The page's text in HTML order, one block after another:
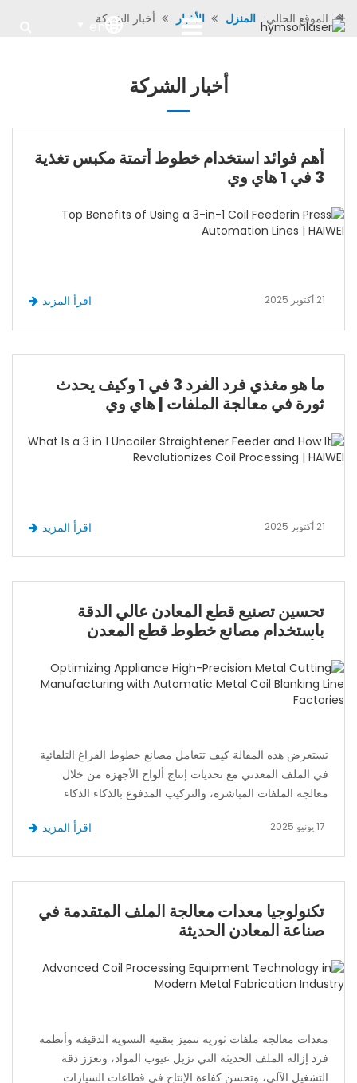
en الموقع الحالي: المنزل الأخبار أخبار الشركة
أخبار الشركة
أهم فوائد استخدام خطوط أتمتة مكبس تغذية
3 في 1 هاي وي
21 أكتوبر 2025 اقرأ المزيد
ما هو مغذي فرد الفرد 3 في 1 وكيف يحدث
ثورة في معالجة الملفات | هاي وي
21 أكتوبر 2025 اقرأ المزيد
تحسين تصنيع قطع المعادن عالي الدقة
باستخدام مصانع خطوط قطع المعدن
تستعرض هذه المقالة كيف تتعامل مصانع خطوط الفراغ التلقائية
في الملف المعدني مع تحديات إنتاج ألواح الأجهزة من خلال
معالجة الملفات المباشرة، والتركيب المدفوع بالذكاء الذكاء
هاي وي، ويرشد مديري المشتريات لتحسين سير عمل قطع
17 يونيو 2025 اقرأ المزيد
تكنولوجيا معدات معالجة الملف المتقدمة في
صناعة المعادن الحديثة
معدات معالجة ملفات ثورية تتميز بتقنية التسوية الدقيقة وأنظمة
فرد إزالة الملف الحديثة التي تزيل عيوب المواد، وتعزز دقة
التشغيل الآلي، وتحسن كفاءة الإنتاج في قطاعات السيارات